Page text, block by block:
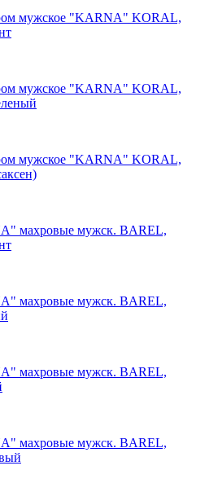
мужское "KARNA" KORAL,
мужское "KARNA" KORAL,
мужское "KARNA" KORAL,
махровые мужск. BAREL,
махровые мужск. BAREL,
махровые мужск. BAREL,
махровые мужск. BAREL,